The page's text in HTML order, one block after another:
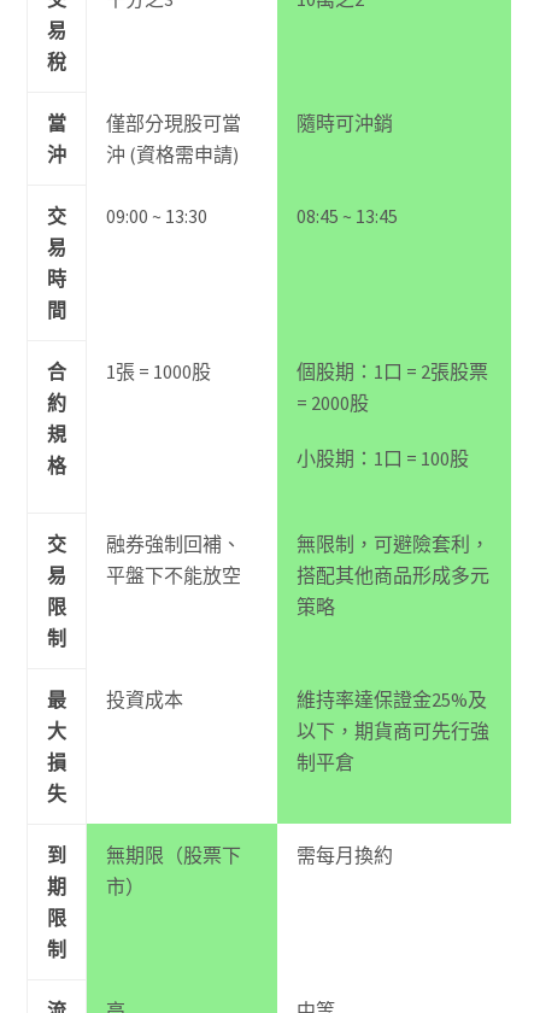
易
稅
當
沖
僅部分現股可當
沖 (資格需申請)
隨時可沖銷
交
易
時
間
09:00 ~ 13:30 08:45 ~ 13:45
合
約
規
格
1張 = 1000股
個股期：1口 = 2張股票
= 2000股
小股期：1口 = 100股
交
易
限
制
融券強制回補、
平盤下不能放空
無限制，可避險套利，
搭配其他商品形成多元
策略
最
大
損
失
投資成本
維持率達保證金25%及
以下，期貨商可先行強
制平倉
到
期
限
制
無期限（股票下
市）
需每月換約